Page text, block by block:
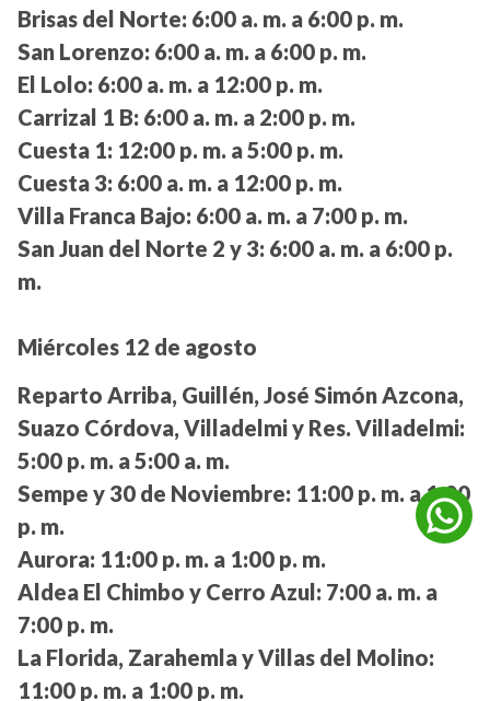
Brisas del Norte: 6:00 a. m. a 6:00 p. m.
San Lorenzo: 6:00 a. m. a 6:00 p. m.
El Lolo: 6:00 a. m. a 12:00 p. m.
Carrizal 1 B: 6:00 a. m. a 2:00 p. m.
Cuesta 1: 12:00 p. m. a 5:00 p. m.
Cuesta 3: 6:00 a. m. a 12:00 p. m.
Villa Franca Bajo: 6:00 a. m. a 7:00 p. m.
San Juan del Norte 2 y 3: 6:00 a. m. a 6:00 p.
m.
Miércoles 12 de agosto
Reparto Arriba, Guillén, José Simón Azcona,
Suazo Córdova, Villadelmi y Res. Villadelmi:
5:00 p. m. a 5:00 a. m.
Sempe y 30 de Noviembre: 11:00 p. m. a 1:00
p. m.
Aurora: 11:00 p. m. a 1:00 p. m.
Aldea El Chimbo y Cerro Azul: 7:00 a. m. a
7:00 p. m.
La Florida, Zarahemla y Villas del Molino:
11:00 p. m. a 1:00 p. m.